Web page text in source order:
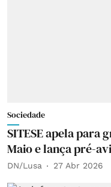
Sociedade
SITESE apela para
Maio e lança pré-
DN/Lusa 27 Abr 2026